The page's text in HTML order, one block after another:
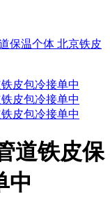
保温个体 北京铁皮
道铁皮保
中